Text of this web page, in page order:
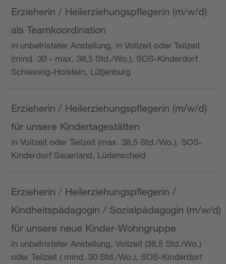
Erzieherin / Heilerziehungspflegerin (m/w/d)
als Teamkoordination
in unbefristeter Anstellung, in Vollzeit oder Teilzeit
(mind. 30 - max. 38,5 Std./Wo.), SOS-Kinderdorf
Schleswig-Holstein, Lütjenburg
Erzieherin / Heilerziehungspflegerin (m/w/d)
für unsere Kindertagestätten
in Vollzeit oder Teilzeit (max. 38,5 Std./Wo.), SOS-
Kinderdorf Sauerland, Lüdenscheid
Erzieherin / Heilerziehungspflegerin /
Kindheitspädagogin / Sozialpädagogin (m/w/d)
für unsere neue Kinder-Wohngruppe
in unbefristeter Anstellung, Vollzeit (38,5 Std./Wo.)
oder Teilzeit ( mind. 30 Std./Wo.), SOS-Kinderdorf